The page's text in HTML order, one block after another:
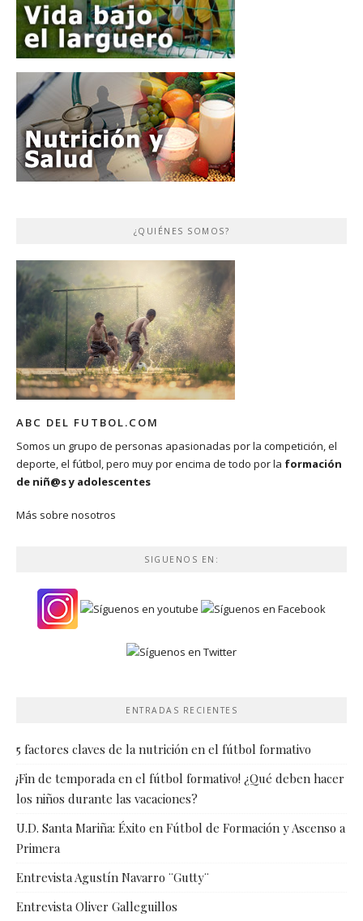
¿QUIÉNES SOMOS?
ABC DEL FUTBOL.COM
Somos un grupo de personas apasionadas por la competición, el
deporte, el fútbol, pero muy por encima de todo por la formación
de niñ@s y adolescentes
Más sobre nosotros
SIGUENOS EN:
ENTRADAS RECIENTES
5 factores claves de la nutrición en el fútbol formativo
¡Fin de temporada en el fútbol formativo! ¿Qué deben hacer
los niños durante las vacaciones?
U.D. Santa Mariña: Éxito en Fútbol de Formación y Ascenso a
Primera
Entrevista Agustín Navarro ¨Gutty¨
Entrevista Oliver Galleguillos